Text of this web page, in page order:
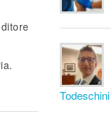
Todeschini